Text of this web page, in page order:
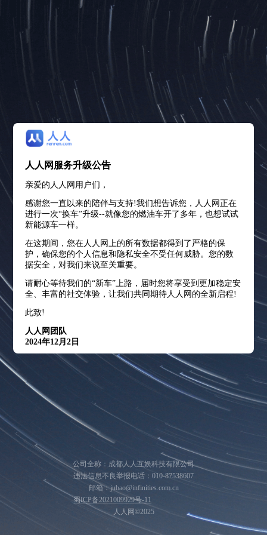
人人网服务升级公告
亲爱的人人网用户们，
感谢您一直以来的陪伴与支持!我们想告诉您，人人网正在
进行一次“换车”升级--就像您的燃油车开了多年，也想试试
新能源车一样。
在这期间，您在人人网上的所有数据都得到了严格的保
护，确保您的个人信息和隐私安全不受任何威胁。您的数
据安全，对我们来说至关重要。
请耐心等待我们的“新车”上路，届时您将享受到更加稳定安
全、丰富的社交体验，让我们共同期待人人网的全新启程!
此致!
人人网团队
2024年12月2日
公司全称：成都人人互娱科技有限公司
违法信息不良举报电话：010-87538607
邮箱：jubao@infinities.com.cn
蜀ICP备2021009929号-11
人人网©2025